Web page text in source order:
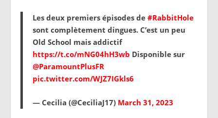
Les deux premiers épisodes de#RabbitHole
sont complètement dingues. C’est un peu
Old School mais addictif
https://t.co/mNG04hH3wb Disponible sur
@ParamountPlusFR
pic.twitter.com/WJZ7IGkls6
— Cecilia (@CeciliaJ17) March 31, 2023